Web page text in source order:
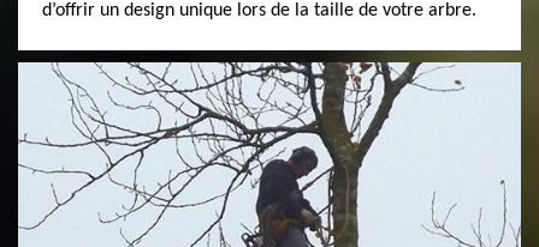
d’offrir un design unique lors de la taille de votre arbre.